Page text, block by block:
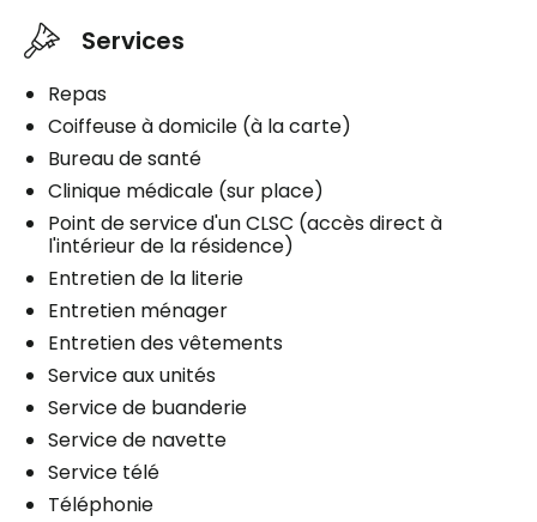
Services
Repas
Coiffeuse à domicile (à la carte)
Bureau de santé
Clinique médicale (sur place)
Point de service d'un CLSC (accès direct à
l'intérieur de la résidence)
Entretien de la literie
Entretien ménager
Entretien des vêtements
Service aux unités
Service de buanderie
Service de navette
Service télé
Téléphonie